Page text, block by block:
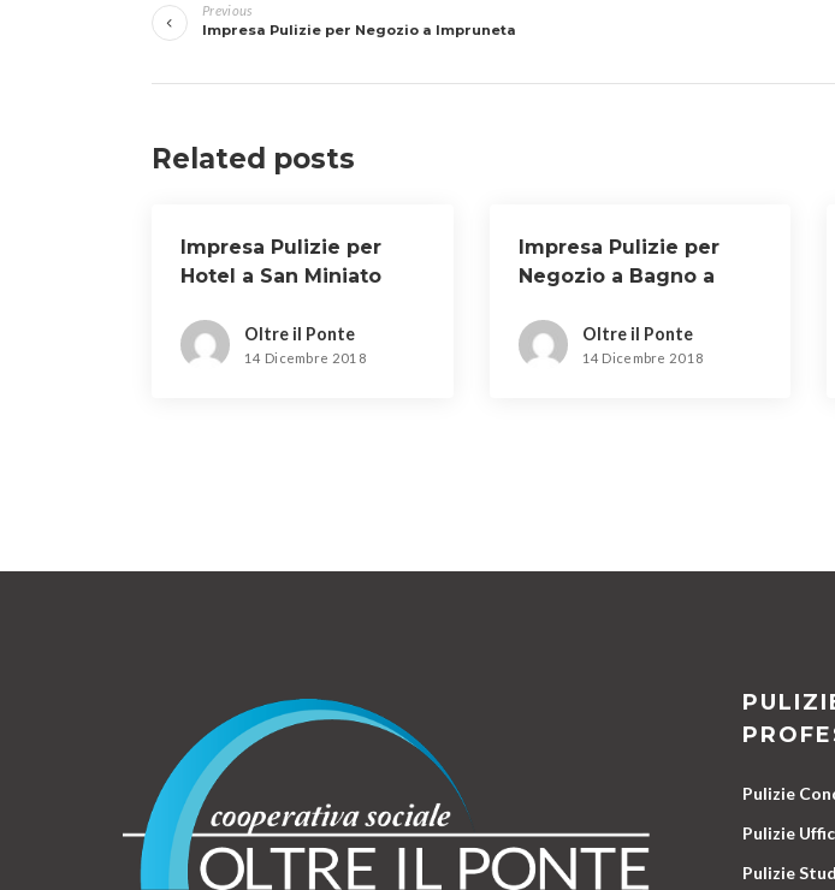
articoli
Previous
Impresa Pulizie per Negozio a Impruneta
Related posts
Impresa Pulizie per
Hotel a San Miniato
Oltre il Ponte
14 Dicembre 2018
Impresa Pulizie per
Negozio a Bagno a
Oltre il Ponte
14 Dicembre 2018
Pulizie
Pulizie
Pulizie